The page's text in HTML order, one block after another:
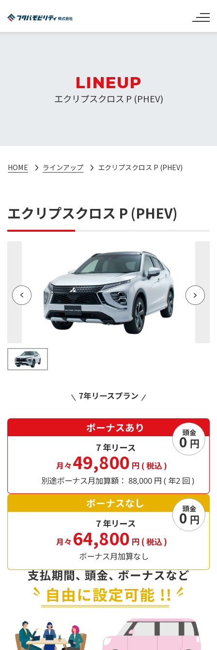
LINEUP
エクリプスクロス P (PHEV)
HOME ラインアップ エクリプスクロス P (PHEV)
エクリプスクロス P (PHEV)
別途ボーナス月加算額： 88,000 円 ( 年2 回)
49,800 円 (税込)
月々
ボーナスあり
7年リース
頭金
0 円
ボーナス月加算なし
64,800 円 (税込)
月々
ボーナスなし
7年リース
頭金
0 円